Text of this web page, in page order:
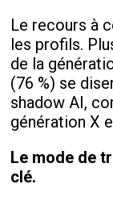
Le recours à
les profils.
de la
(76 %) se
shadow AI,
génération X
Le mode de
clé.